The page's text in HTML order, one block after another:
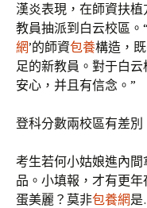
漢炎表現，在師資扶
教員抽派到白云校區。
網’的師資包養構造，
足的新教員。對于白
安心，并且有信念。”
登科分數兩校區有差別
考生若何小姑娘進內
品。小填報，才有更
蛋美麗？莫非包養網